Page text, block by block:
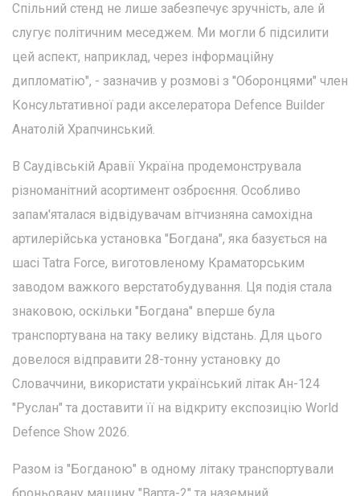
Спільний стенд не лише забезпечує зручність, але й
слугує політичним меседжем. Ми могли б підсилити
цей аспект, наприклад, через інформаційну
дипломатію", - зазначив у розмові з "Оборонцями" член
Консультативної ради акселератора Defence Builder
Анатолій Храпчинський.
В Саудівській Аравії Україна продемонструвала
різноманітний асортимент озброєння. Особливо
запам'яталася відвідувачам вітчизняна самохідна
артилерійська установка "Богдана", яка базується на
шасі Tatra Force, виготовленому Краматорським
заводом важкого верстатобудування. Ця подія стала
знаковою, оскільки "Богдана" вперше була
транспортувана на таку велику відстань. Для цього
довелося відправити 28-тонну установку до
Словаччини, використати український літак Ан-124
"Руслан" та доставити її на відкриту експозицію World
Defence Show 2026.
Разом із "Богданою" в одному літаку транспортували